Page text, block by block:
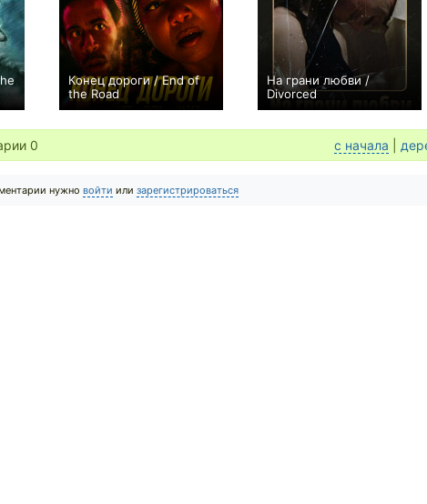
Конец дороги / End of
the Road
+1
На грани любви /
Divorced
0
0 с начала
нужно войти или зарегистрироваться